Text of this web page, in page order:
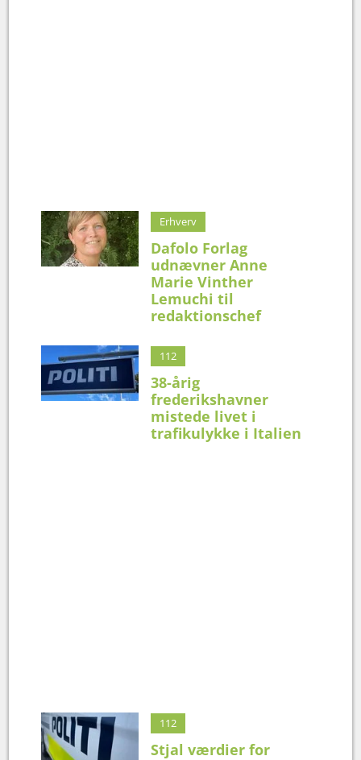
Erhverv
Dafolo Forlag
udnævner Anne
Marie Vinther
Lemuchi til
redaktionschef
112
38-årig
frederikshavner
mistede livet i
trafikulykke i Italien
112
Stjal værdier for